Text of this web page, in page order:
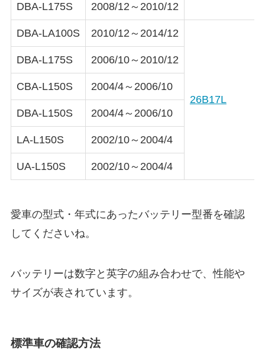
DBA-L175S
2008/12～2010/12
DBA-LA100S 2010/12～2014/12
26B17L
DBA-L175S 2006/10～2010/12
CBA-L150S 2004/4～2006/10
DBA-L150S 2004/4～2006/10
LA-L150S 2002/10～2004/4
UA-L150S 2002/10～2004/4
愛車の型式・年式にあったバッテリー型番を確認
してくださいね。
バッテリーは数字と英字の組み合わせで、性能や
サイズが表されています。
標準車の確認方法